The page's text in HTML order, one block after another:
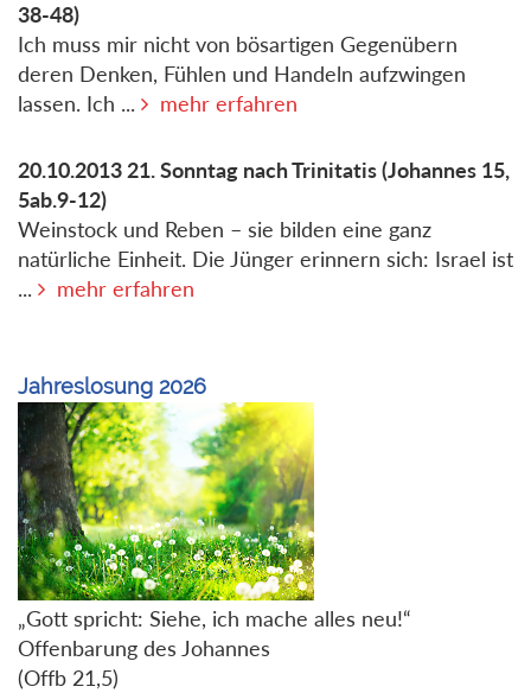
38-48)
Ich muss mir nicht von bösartigen Gegenübern
deren Denken, Fühlen und Handeln aufzwingen
lassen. Ich ...
mehr erfahren
20.10.2013 21. Sonntag nach Trinitatis(Johannes 15,
5ab.9-12)
Weinstock und Reben – sie bilden eine ganz
natürliche Einheit. Die Jünger erinnern sich: Israel ist
...
mehr erfahren
Jahreslosung 2026
„Gott spricht: Siehe, ich mache alles neu!“
Offenbarung des Johannes
(Offb 21,5)